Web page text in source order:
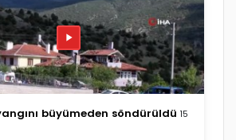
büyümeden söndürüldü 15